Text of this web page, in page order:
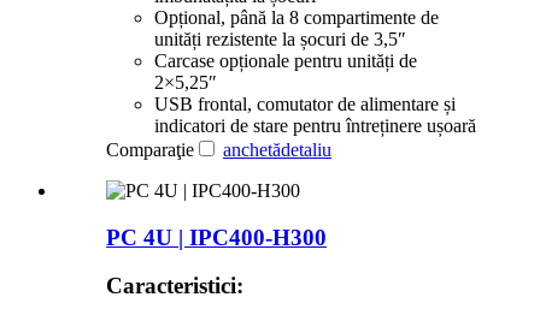
Opțional, până la 8 compartimente de
unități rezistente la șocuri de 3,5″
Carcase opționale pentru unități de
2×5,25″
USB frontal, comutator de alimentare și
indicatori de stare pentru întreținere ușoară
Comparaţie
anchetădetaliu
PC 4U | IPC400-H300
Caracteristici: